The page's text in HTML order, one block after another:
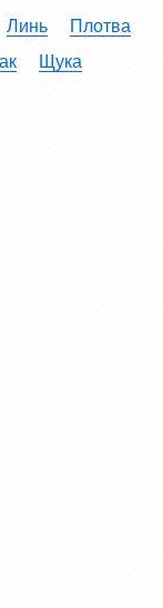
Линь
Плотва
Щука